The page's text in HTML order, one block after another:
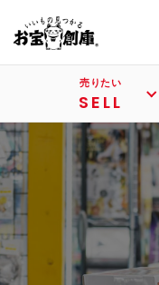
売りたい
SELL